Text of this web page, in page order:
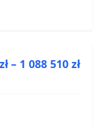
– 1 088 510 zł